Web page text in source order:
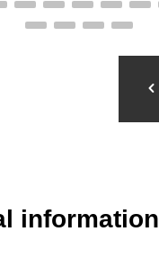
information